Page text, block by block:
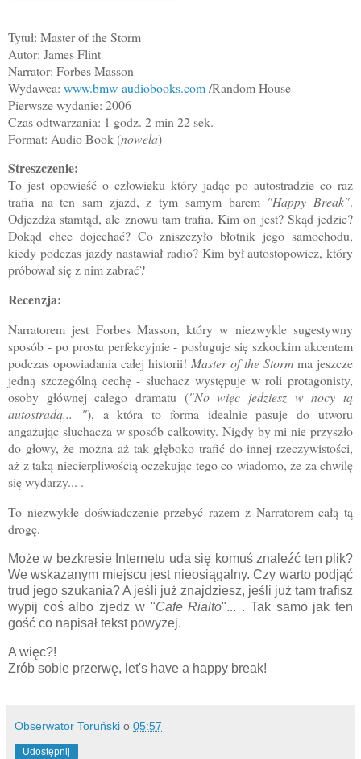
Tytuł: Master of the Storm
Autor: James Flint
Narrator: Forbes Masson
Wydawca: www.bmw-audiobooks.com/Random House
Pierwsze wydanie: 2006
Czas odtwarzania: 1 godz. 2 min 22 sek.
Format: Audio Book (nowela)
Streszczenie:
To jest opowieść o człowieku który jadąc po autostradzie co raz
trafia na ten sam zjazd, z tym samym barem "Happy Break".
Odjeżdża stamtąd, ale znowu tam trafia. Kim on jest? Skąd jedzie?
Dokąd chce dojechać? Co zniszczyło błotnik jego samochodu,
kiedy podczas jazdy nastawiał radio? Kim był autostopowicz, który
próbował się z nim zabrać?
Recenzja:
Narratorem jest Forbes Masson, który w niezwykle sugestywny
sposób - po prostu perfekcyjnie - posługuje się szkockim akcentem
podczas opowiadania całej historii! Master of the Storm ma jeszcze
jedną szczególną cechę - słuchacz występuje w roli protagonisty,
osoby głównej całego dramatu ("No więc jedziesz w nocy tą
autostradą... "), a która to forma idealnie pasuje do utworu
angażując słuchacza w sposób całkowity. Nigdy by mi nie przyszło
do głowy, że można aż tak głęboko trafić do innej rzeczywistości,
aż z taką niecierpliwością oczekując tego co wiadomo, że za chwilę
się wydarzy... .
To niezwykłe doświadczenie przebyć razem z Narratorem całą tą
drogę.
Może w bezkresie Internetu uda się komuś znaleźć ten plik?
We wskazanym miejscu jest nieosiągalny. Czy warto podjąć
trud jego szukania? A jeśli już znajdziesz, jeśli już tam trafisz
wypij coś albo zjedz w "Cafe Rialto"... . Tak samo jak ten
gość co napisał tekst powyżej.
A więc?!
Zrób sobie przerwę, let's have a happy break!
Obserwator Toruński o 05:57
Udostępnij